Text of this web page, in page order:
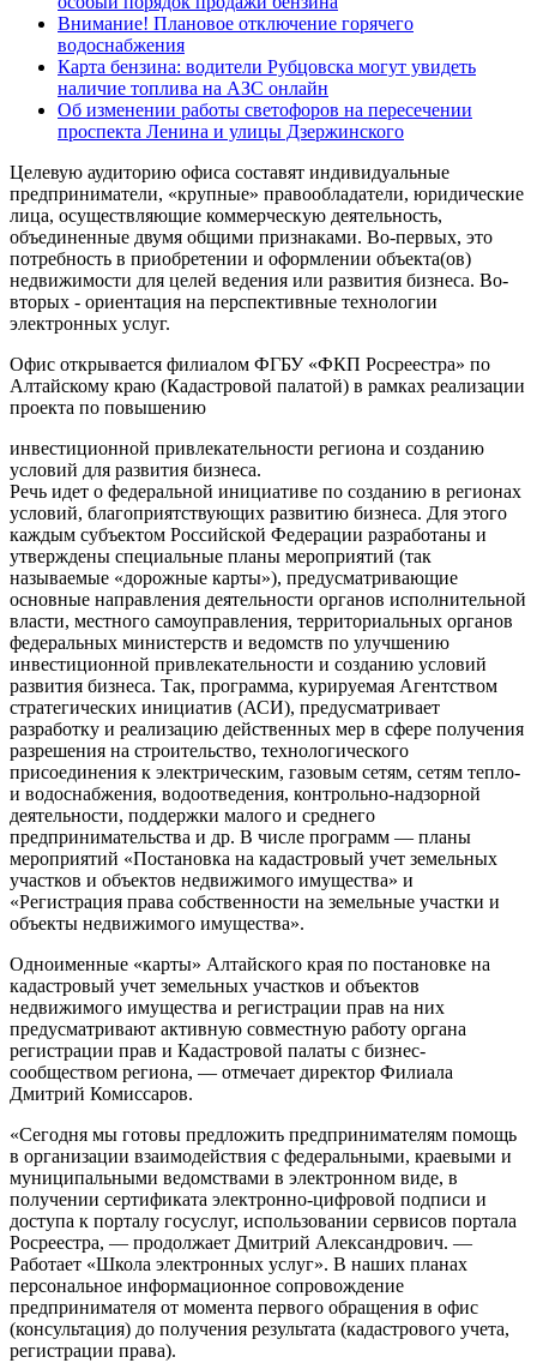
Внимание! Плановое отключение горячего
водоснабжения
Карта бензина: водители Рубцовска могут увидеть
наличие топлива на АЗС онлайн
Об изменении работы светофоров на пересечении
проспекта Ленина и улицы Дзержинского
Целевую аудиторию офиса составят индивидуальные
предприниматели, «крупные» правообладатели, юридические
лица, осуществляющие коммерческую деятельность,
объединенные двумя общими признаками. Во-первых, это
потребность в приобретении и оформлении объекта(ов)
недвижимости для целей ведения или развития бизнеса. Во-
вторых - ориентация на перспективные технологии
электронных услуг.
Офис открывается филиалом ФГБУ «ФКП Росреестра» по
Алтайскому краю (Кадастровой палатой) в рамках реализации
проекта по повышению
инвестиционной привлекательности региона и созданию
условий для развития бизнеса.
Речь идет о федеральной инициативе по созданию в регионах
условий, благоприятствующих развитию бизнеса. Для этого
каждым субъектом Российской Федерации разработаны и
утверждены специальные планы мероприятий (так
называемые «дорожные карты»), предусматривающие
основные направления деятельности органов исполнительной
власти, местного самоуправления, территориальных органов
федеральных министерств и ведомств по улучшению
инвестиционной привлекательности и созданию условий
развития бизнеса. Так, программа, курируемая Агентством
стратегических инициатив (АСИ), предусматривает
разработку и реализацию действенных мер в сфере получения
разрешения на строительство, технологического
присоединения к электрическим, газовым сетям, сетям тепло-
и водоснабжения, водоотведения, контрольно-надзорной
деятельности, поддержки малого и среднего
предпринимательства и др. В числе программ — планы
мероприятий «Постановка на кадастровый учет земельных
участков и объектов недвижимого имущества» и
«Регистрация права собственности на земельные участки и
объекты недвижимого имущества».
Одноименные «карты» Алтайского края по постановке на
кадастровый учет земельных участков и объектов
недвижимого имущества и регистрации прав на них
предусматривают активную совместную работу органа
регистрации прав и Кадастровой палаты с бизнес-
сообществом региона, — отмечает директор Филиала
Дмитрий Комиссаров.
«Сегодня мы готовы предложить предпринимателям помощь
в организации взаимодействия с федеральными, краевыми и
муниципальными ведомствами в электронном виде, в
получении сертификата электронно-цифровой подписи и
доступа к порталу госуслуг, использовании сервисов портала
Росреестра, — продолжает Дмитрий Александрович. —
Работает «Школа электронных услуг». В наших планах
персональное информационное сопровождение
предпринимателя от момента первого обращения в офис
(консультация) до получения результата (кадастрового учета,
регистрации права).